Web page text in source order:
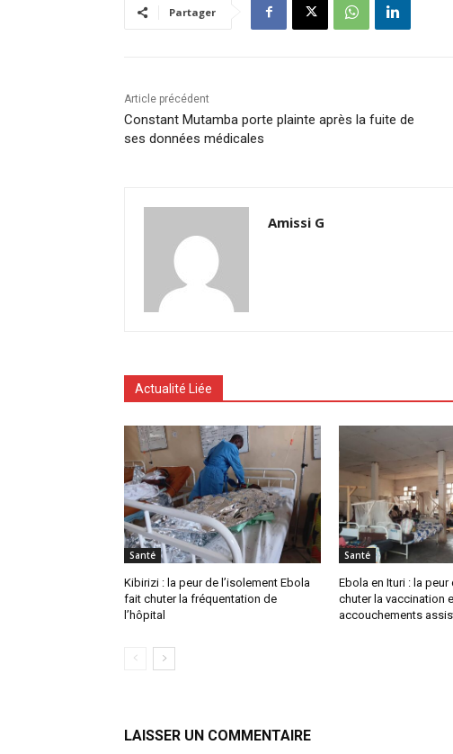
Partager
Article précédent
Constant Mutamba porte plainte après la fuite de
ses données médicales
Amissi G
Actualité Liée
Santé
Kibirizi : la peur de l’isolement Ebola
fait chuter la fréquentation de
l’hôpital
Santé
Ebola en Ituri : la
chuter la vaccination
accouchements
LAISSER UN COMMENTAIRE